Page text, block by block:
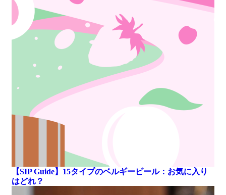
【SIP Guide】15タイプのベルギービール：お気に入り
はどれ？